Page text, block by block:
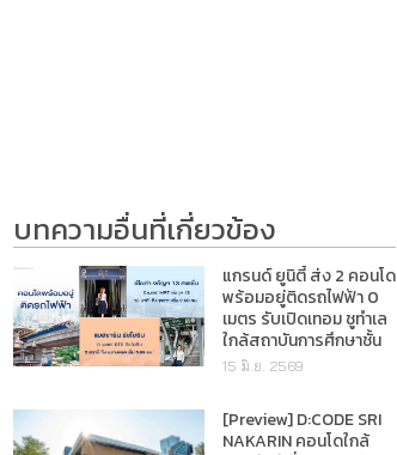
บทความอื่นที่เกี่ยวข้อง
แกรนด์ ยูนิตี้ ส่ง 2 คอนโด
พร้อมอยู่ติดรถไฟฟ้า 0
เมตร รับเปิดเทอม ชูทำเล
ใกล้สถาบันการศึกษาชั้น
นำ
15 มิ.ย. 2569
[Preview] D:CODE SRI
NAKARIN คอนโดใกล้